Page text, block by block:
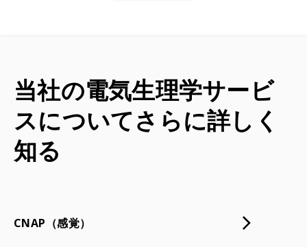
当社の電気生理学サービ
スについてさらに詳しく
知る
CNAP（感覚）